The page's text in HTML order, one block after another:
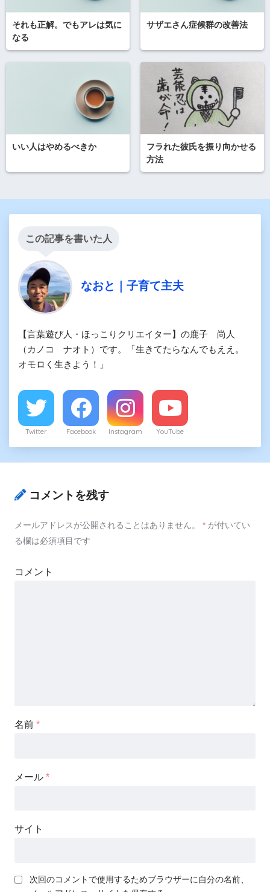
それも正解。でもアレは気に
なる
サザエさん症候群の改善法
いい人はやめるべきか
フラれた彼氏を振り向かせる
方法
この記事を書いた人
なおと｜子育て主夫
【言葉遊び人・ほっこりクリエイター】の鹿子 尚人
（カノコ ナオト）です。「生きてたらなんでもええ。
オモロく生きよう！」
Twitter Facebook Instagram YouTube
コメントを残す
メールアドレスが公開されることはありません。 * が付いてい
る欄は必須項目です
コメント
名前 *
メール *
サイト
次回のコメントで使用するためブラウザーに自分の名前、